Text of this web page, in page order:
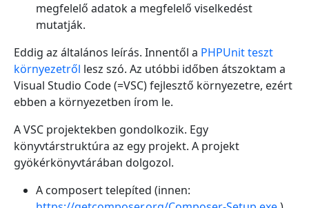
megfelelő adatok a megfelelő viselkedést
mutatják.
Eddig az általános leírás. Innentől a PHPUnit teszt
környezetről lesz szó. Az utóbbi időben átszoktam a
Visual Studio Code (=VSC) fejlesztő környezetre, ezért
ebben a környezetben írom le.
A VSC projektekben gondolkozik. Egy
könyvtárstruktúra az egy projekt. A projekt
gyökérkönyvtárában dolgozol.
A composert telepíted (innen: